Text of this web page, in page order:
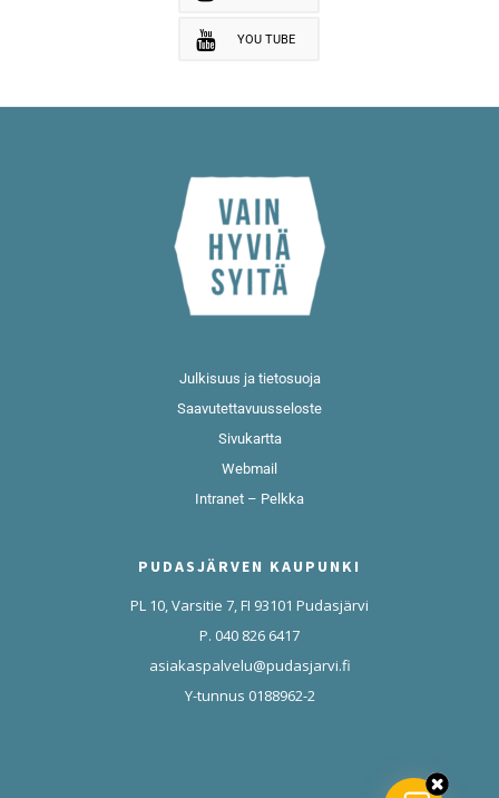
YOU TUBE
Julkisuus ja tietosuoja
Saavutettavuusseloste
Sivukartta
Webmail
Intranet – Pelkka
PUDASJÄRVEN KAUPUNKI
PL 10, Varsitie 7, FI 93101 Pudasjärvi
P. 040 826 6417
asiakaspalvelu@pudasjarvi.fi
Y-tunnus 0188962-2